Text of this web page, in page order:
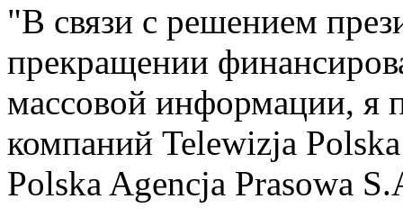
"В связи с решением
прекращении
массовой информации, я
компаний Telewizja
Polska Agencja Prasowa